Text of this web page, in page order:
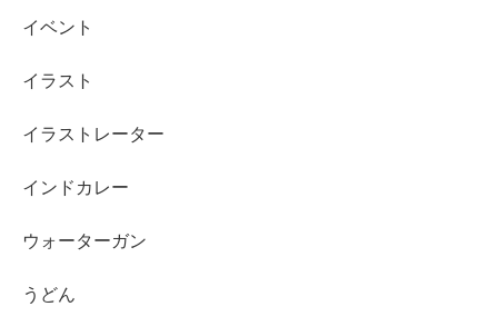
イベント
イラスト
イラストレーター
インドカレー
ウォーターガン
うどん